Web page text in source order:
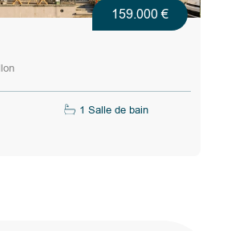
159.000 €
1 Salle de bain